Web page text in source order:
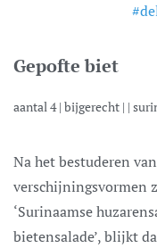
Gepofte biet
aantal4| bijgerecht | |
Na het bestuderen van de receptuur van de verschillende
verschijningsvormen
‘Surinaamse
bietensalade’, blijkt